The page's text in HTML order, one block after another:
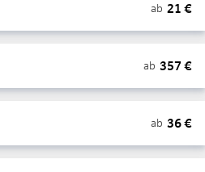
ab 21 €
ab 357 €
ab 36€